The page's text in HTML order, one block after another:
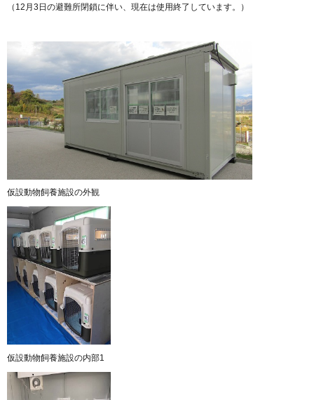
（12月3日の避難所閉鎖に伴い、現在は使用終了しています。）
仮設動物飼養施設の外観
仮設動物飼養施設の内部1